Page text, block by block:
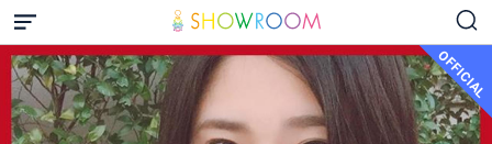
OFFICIAL